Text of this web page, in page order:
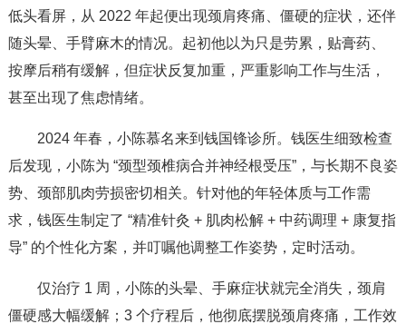
低头看屏，从 2022 年起便出现颈肩疼痛、僵硬的症状，还伴
随头晕、手臂麻木的情况。起初他以为只是劳累，贴膏药、
按摩后稍有缓解，但症状反复加重，严重影响工作与生活，
甚至出现了焦虑情绪。
2024 年春，小陈慕名来到钱国锋诊所。钱医生细致检查
后发现，小陈为 “颈型颈椎病合并神经根受压”，与长期不良姿
势、颈部肌肉劳损密切相关。针对他的年轻体质与工作需
求，钱医生制定了 “精准针灸 + 肌肉松解 + 中药调理 + 康复指
导” 的个性化方案，并叮嘱他调整工作姿势，定时活动。
仅治疗 1 周，小陈的头晕、手麻症状就完全消失，颈肩
僵硬感大幅缓解；3 个疗程后，他彻底摆脱颈肩疼痛，工作效